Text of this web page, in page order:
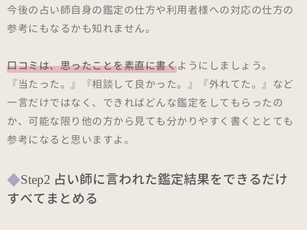
今後の占い師自身の鑑定の仕方や利用者様への対応の仕方の
参考にもなるかも知れません。
口コミは、思ったことを素直に書くようにしましょう。
『当たった。』『相談して良かった。』『外れてた。』など
一言だけではなく、できればどんな鑑定をしてもらったの
か、可能な限り他の方から見ても分かりやすく書くととても
参考になると思いますよ。
Step2 占い師に言われた鑑定結果をできるだけ
すべてまとめる